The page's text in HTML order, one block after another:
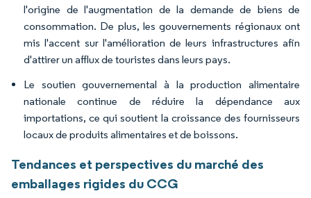
l'origine de l'augmentation de la demande de biens de
consommation. De plus, les gouvernements régionaux ont
mis l'accent sur l'amélioration de leurs infrastructures afin
d'attirer un afflux de touristes dans leurs pays.
Le soutien gouvernemental à la production alimentaire
nationale continue de réduire la dépendance aux
importations, ce qui soutient la croissance des fournisseurs
locaux de produits alimentaires et de boissons.
Tendances et perspectives du marché des
emballages rigides du CCG